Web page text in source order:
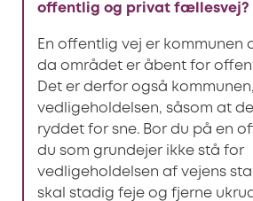
offentlig og privat fællesvej?
En offentlig vej er kommunen
da området er åbent for
Det er derfor også
vedligeholdelsen, såsom at
ryddet for sne. Bor du på en
du som grundejer ikke stå for
vedligeholdelsen af vejens
skal stadig feje og fjerne